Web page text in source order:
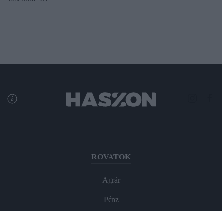
ROVATOK
Agrár
Pénz